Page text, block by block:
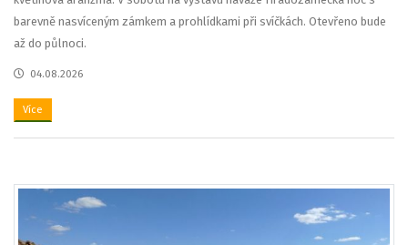
barevně nasvíceným zámkem a prohlídkami při svíčkách. Otevřeno bude
až do půlnoci.
04.08.2026
Více